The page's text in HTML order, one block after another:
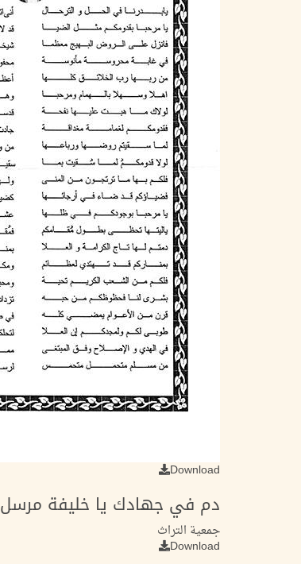
Download
دم في جهادك يا خليفة مرسل
جمعية التراث
Download